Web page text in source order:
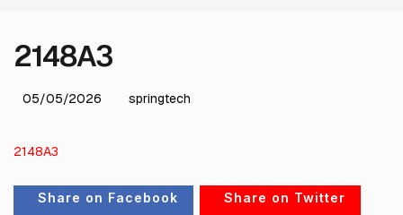
2148A3
05/05/2026 springtech
2148A3
Share on Facebook Share on Twitter